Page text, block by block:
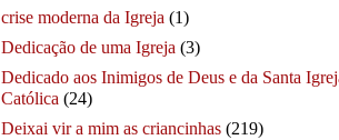
crise moderna da Igreja (1)
Dedicação de uma Igreja (3)
Dedicado aos Inimigos de Deus e da Santa
Católica (24)
Deixai vir a mim as criancinhas (219)